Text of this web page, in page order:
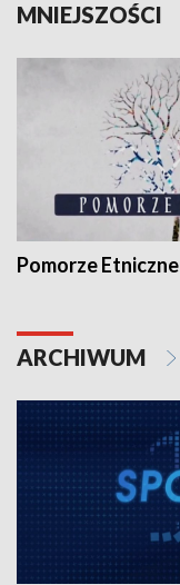
MNIEJSZOŚCI
Pomorze Etniczne
ARCHIWUM